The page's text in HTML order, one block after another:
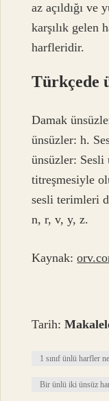
az açıldığı ve
karşılık gelen
harfleridir.
Türkçede
Damak
ünsüzler: h.
ünsüzler: Sesli
titreşmesiyle
sesli terimleri
n, r, v, y, z.
Kaynak:
Tarih:
1 sınıf ünlü harfler
Bir ünlü iki ünsüz